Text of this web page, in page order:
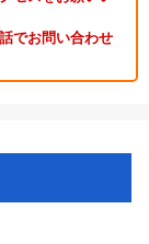
でお問い合わせ